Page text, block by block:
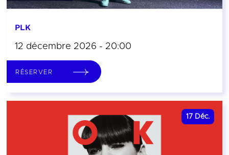
PLK
12 décembre 2026 - 20:00
RÉSERVER
17 Déc.